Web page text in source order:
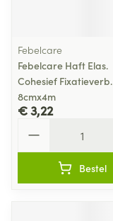
Febelcare
Febelcare Haft Elas.
Cohesief Fixatieverb.
8cmx4m
€ 3,22
Bestel